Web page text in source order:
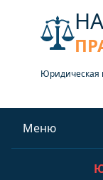
Юридическая
Меню